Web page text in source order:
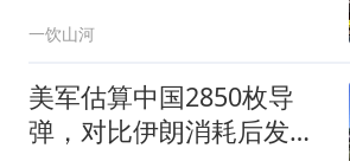
一饮山河
美军估算中国2850枚导
弹，对比伊朗消耗后发现